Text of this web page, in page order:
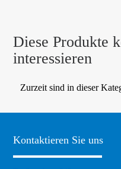
Diese Produkte
interessieren
Zurzeit sind in dieser
Kontaktieren Sie uns